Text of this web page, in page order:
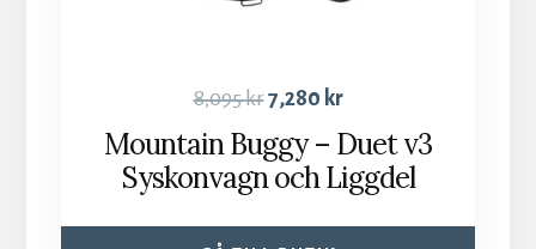
8,095kr7,280 kr
Mountain Buggy – Duet v3
Syskonvagn och Liggdel